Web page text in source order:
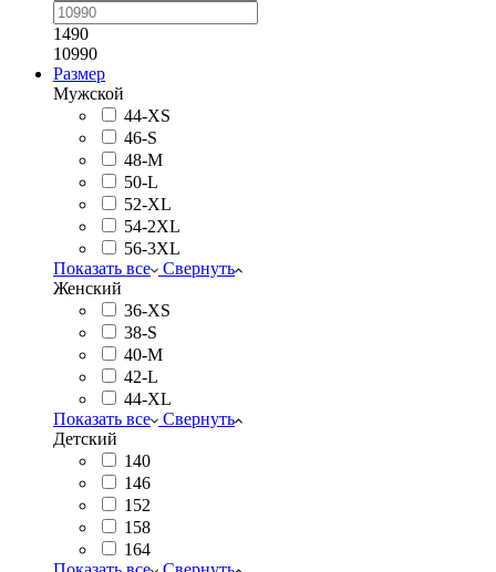
1490
10990
Размер
Мужской
44-XS
46-S
48-M
50-L
52-XL
54-2XL
56-3XL
Показать все
Свернуть
Женский
36-XS
38-S
40-M
42-L
44-XL
Показать все
Свернуть
Детский
140
146
152
158
164